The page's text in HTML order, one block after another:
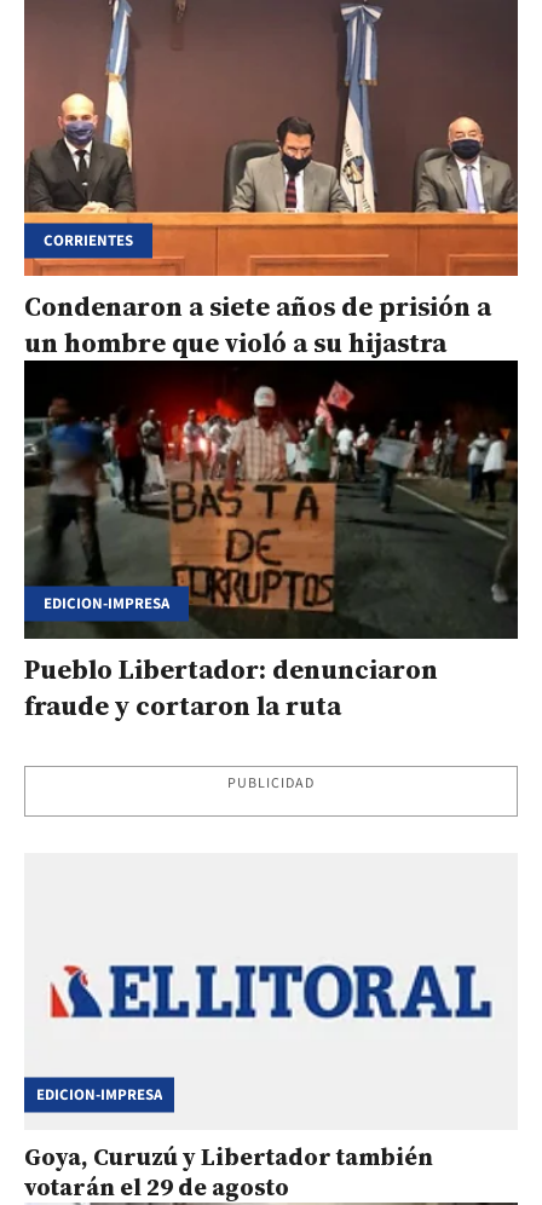
CORRIENTES
Condenaron a siete años de prisión a
un hombre que violó a su hijastra
EDICION-IMPRESA
Pueblo Libertador: denunciaron
fraude y cortaron la ruta
PUBLICIDAD
EDICION-IMPRESA
Goya, Curuzú y Libertador también
votarán el 29 de agosto